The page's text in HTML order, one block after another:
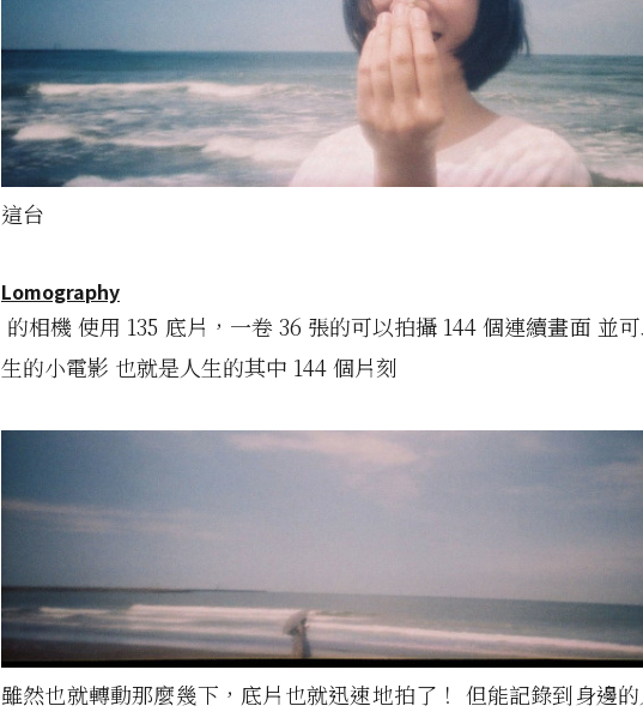
這台
Lomography
的相機 使用 135 底片，一卷 36 張的可以拍攝 144 個連續畫面 並
生的小電影 也就是人生的其中 144 個片刻
雖然也就轉動那麼幾下，底片也就迅速地拍了！ 但能記錄到身邊